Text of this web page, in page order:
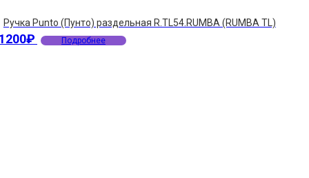
Ручка Punto (Пунто) раздельная R.TL54.RUMBA (RUMBA TL)
₽ Подробнее